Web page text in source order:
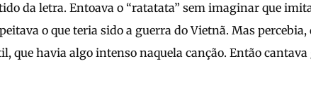
da letra. Entoava o “ratatata” sem imaginar que
o que teria sido a guerra do Vietnã. Mas
que havia algo intenso naquela canção. Então